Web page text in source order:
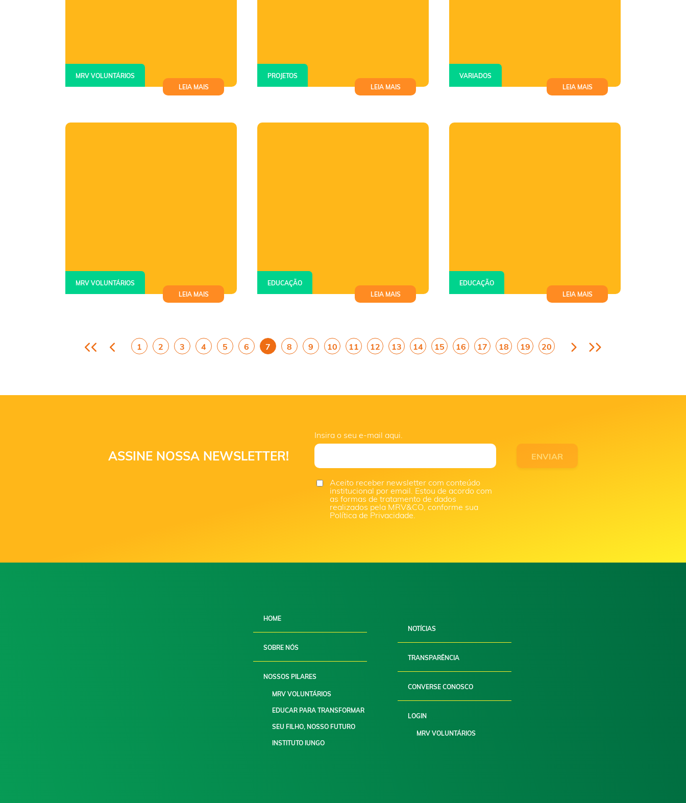
MRV VOLUNTÁRIOS
LEIA MAIS
PROJETOS
Empreendedorismo Social para
LEIA MAIS
VARIADOS
2023
LEIA MAIS
MRV VOLUNTÁRIOS
LEIA MAIS
EDUCAÇÃO
LEIA MAIS
EDUCAÇÃO
LEIA MAIS
1 2 3 4 5 6 7 8 9 10 11 12 13 14 15 16 17 18 19 20
ASSINE NOSSA NEWSLETTER!
Insira o seu e-mail aqui.
Aceito receber newsletter com conteúdo
institucional por email. Estou de acordo com
as formas de tratamento de dados
realizados pela MRV&CO, conforme sua
Política de Privacidade.
HOME
SOBRE NÓS
NOSSOS PILARES
MRV VOLUNTÁRIOS
EDUCAR PARA TRANSFORMAR
SEU FILHO, NOSSO FUTURO
INSTITUTO IUNGO
NOTÍCIAS
TRANSPARÊNCIA
CONVERSE CONOSCO
LOGIN
MRV VOLUNTÁRIOS